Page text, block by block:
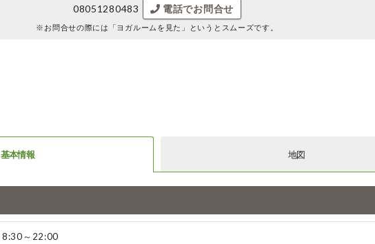
08051280483 電話でお問合せ
※お問合せの際には 「ヨガルームを見た」というとスムーズです。
基本情報 地図
8:30～22:00